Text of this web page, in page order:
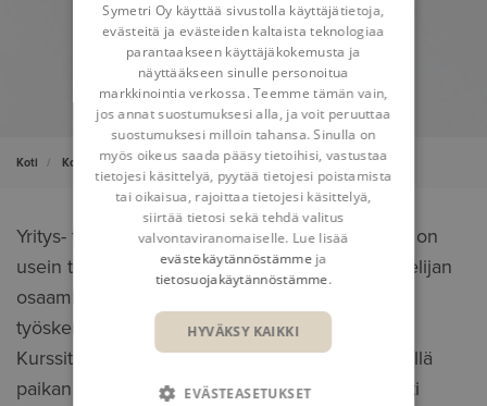
Koti Koulutus Yrityskohtainen koulutus
Yritys- tai projektikohtaisesti muokattu koulutus on
usein tehokkain tapa oppia ja kehittää suunnittelijan
osaamistasoa sekä tehostaa ja nopeuttaa
työskentelytapoja.
Kurssit voidaan järjestää Symetrin tiloissa tai teillä
paikan päällä. Kurssin sisältö muokataan tarkasti
Symetri Oy käyttää sivustolla käyttäjätietoja,
evästeitä ja evästeiden kaltaista teknologiaa
parantaakseen käyttäjäkokemusta ja
näyttääkseen sinulle personoitua
markkinointia verkossa. Teemme tämän vain,
jos annat suostumuksesi alla, ja voit peruuttaa
suostumuksesi milloin tahansa. Sinulla on
myös oikeus saada pääsy tietoihisi, vastustaa
tietojesi käsittelyä, pyytää tietojesi poistamista
tai oikaisua, rajoittaa tietojesi käsittelyä,
siirtää tietosi sekä tehdä valitus
valvontaviranomaiselle. Lue lisää
evästekäytännöstämme ja
tietosuojakäytännöstämme.
HYVÄKSY KAIKKI
EVÄSTEASETUKSET